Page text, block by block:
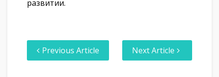
развитии.
Previous Article Next Article